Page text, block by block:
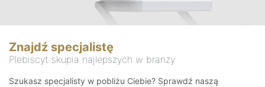
Znajdź specjalistę
Plebiscyt skupia najlepszych w branży
Szukasz specjalisty w pobliżu Ciebie? Sprawdź naszą